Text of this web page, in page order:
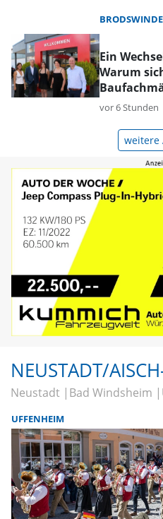
Ein
Warum
vor 6 Stunden
weitere
NEUSTADT/
Neustadt Bad Windsheim
UFFENHEIM